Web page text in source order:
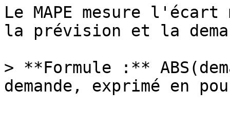
Le MAPE mesure l'écart
la prévision et la
> **Formule :**
demande, exprimé en